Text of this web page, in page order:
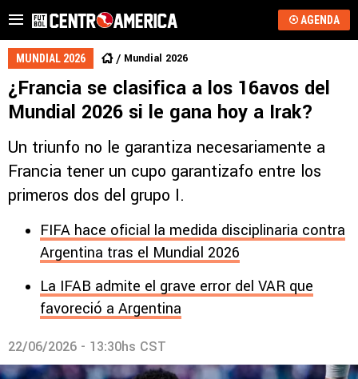
AGENDA
MUNDIAL 2026 Mundial 2026
¿Francia se clasifica a los 16avos del
Mundial 2026 si le gana hoy a Irak?
Un triunfo no le garantiza necesariamente a
Francia tener un cupo garantizafo entre los
primeros dos del grupo I.
FIFA hace oficial la medida disciplinaria contra
Argentina tras el Mundial 2026
La IFAB admite el grave error del VAR que
favoreció a Argentina
22/06/2026 - 13:30hs CST